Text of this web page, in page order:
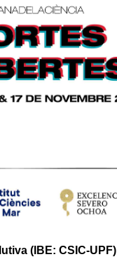
(IBE: CSIC-UPF)